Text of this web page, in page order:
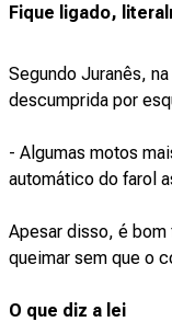
Fique ligado,
Segundo Juranês,
descumprida por
- Algumas motos
automático do farol
Apesar disso, é
queimar sem que o
O que diz a lei